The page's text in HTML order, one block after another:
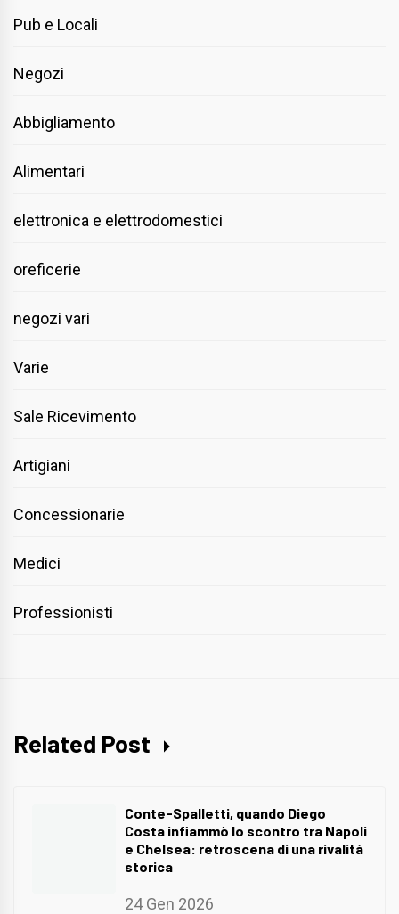
Pub e Locali
Negozi
Abbigliamento
Alimentari
elettronica e elettrodomestici
oreficerie
negozi vari
Varie
Sale Ricevimento
Artigiani
Concessionarie
Medici
Professionisti
Related Post
Conte-Spalletti, quando Diego
Costa infiammò lo scontro tra Napoli
e Chelsea: retroscena di una rivalità
storica
24 Gen 2026